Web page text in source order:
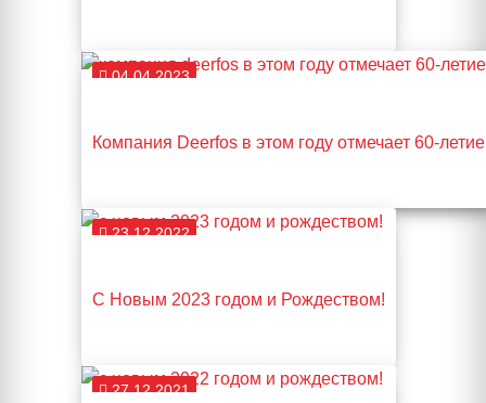
04.04.2023
Компания Deerfos в этом году отмечает 60-
23.12.2022
С Новым 2023 годом и Рождеством!
27.12.2021